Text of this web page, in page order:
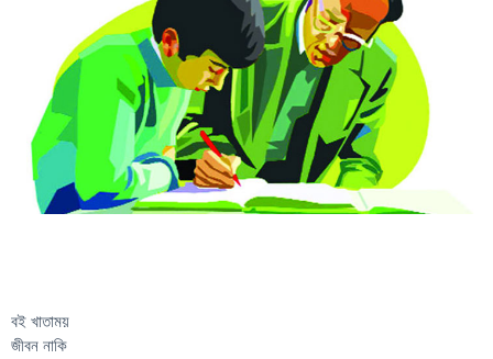
বই খাতাময়
জীবন নাকি